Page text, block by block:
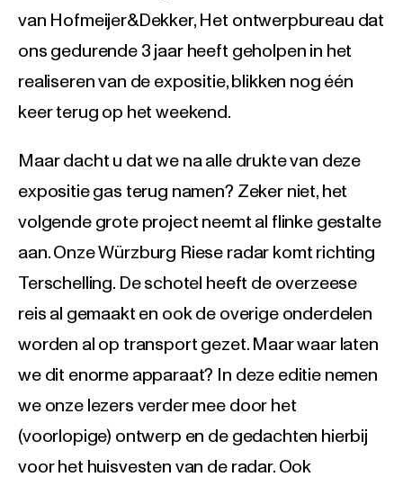
van Hofmeijer&Dekker, Het ontwerpbureau dat
ons gedurende 3 jaar heeft geholpen in het
realiseren van de expositie, blikken nog één
keer terug op het weekend.
Maar dacht u dat we na alle drukte van deze
expositie gas terug namen? Zeker niet, het
volgende grote project neemt al flinke gestalte
aan. Onze Würzburg Riese radar komt richting
Terschelling. De schotel heeft de overzeese
reis al gemaakt en ook de overige onderdelen
worden al op transport gezet. Maar waar laten
we dit enorme apparaat? In deze editie nemen
we onze lezers verder mee door het
(voorlopige) ontwerp en de gedachten hierbij
voor het huisvesten van de radar. Ook